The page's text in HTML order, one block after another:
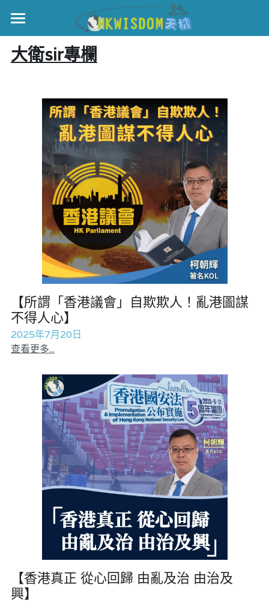
主頁
伊美戰爭
黎智英案
正本清源•黎智英案
美西媒體謊言實錄
宏福火災
宏福‧革新
宏福苑聽證會
宏福火災正視聽
記錄．宏福苑火災
港聞
國際
娛樂
反華推手你要知
反華推手懶人包
民主派騙案十式
反華推手起底
美西霸凌內幕
美西極權主義
真相直擊
極端暴恐實錄
KOL 專欄
林淑芳專欄
屈穎妍專欄
朱庭萱專欄
莫綺琪專欄
黃萬成專欄
招國偉專欄
高松傑專欄
林伯強專欄
馮煒光專欄
絕密法庭檔案
醫院口岸爆炸案
屠龍小隊案
黎智英案審訊
支聯會案
35+顛覆案
生活
吃喝玩指南
休閒好介紹
親子
花生仔漫畫週記
關於我們
人才招聘
投稿熱線
商戶合作
支持讚助
條款及細則
關於我們
搜索
繁體中文
繁體中文
English
大衛sir專欄
【所謂「香港議會」自欺欺人！亂港圖謀
不得人心】
2025年7月20日
查看更多...
【香港真正 從心回歸 由亂及治 由治及
興】
部落格分類
所有博客分類
中國
親子
國際
KOL 精選
休閒好介紹
龔靜儀大律師專欄
高松傑專欄
大衛sir專欄
林伯強專欄
朱庭萱專欄
曾子晴專欄
莫綺琪專欄
屈穎妍專欄
花生仔漫畫週記
屠龍小隊案